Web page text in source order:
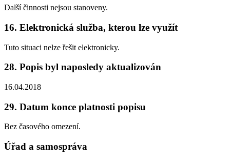
Další činnosti nejsou stanoveny.
16. Elektronická služba, kterou lze využít
Tuto situaci nelze řešit elektronicky.
28. Popis byl naposledy aktualizován
16.04.2018
29. Datum konce platnosti popisu
Bez časového omezení.
Úřad a samospráva